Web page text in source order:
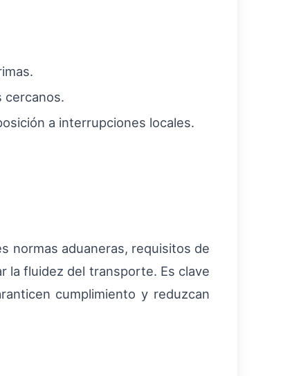
cercanos.
a interrupciones locales.
normas aduaneras, requisitos de
la fluidez del transporte. Es clave
cumplimiento y reduzcan